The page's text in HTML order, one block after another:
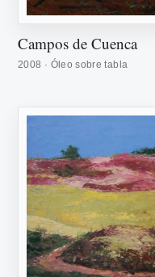
Campos de Cuenca
2008 · Óleo sobre tabla